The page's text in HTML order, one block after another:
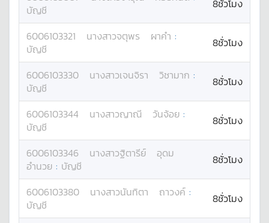
บัญชี
8ชั่วโมง
6006103321 นางสาวจตุพร ผาคำ :
บัญชี
8ชั่วโมง
6006103330 นางสาวเจนจิรา วิชามาก :
บัญชี
8ชั่วโมง
6006103344 นางสาวญาณี วันจ้อย :
บัญชี
8ชั่วโมง
6006103346 นางสาวฐิตารีย์
อุดม
อำนวย : บัญชี 8ชั่วโมง
6006103380 นางสาวนันทิตา ถาวงค์ :
บัญชี
8ชั่วโมง